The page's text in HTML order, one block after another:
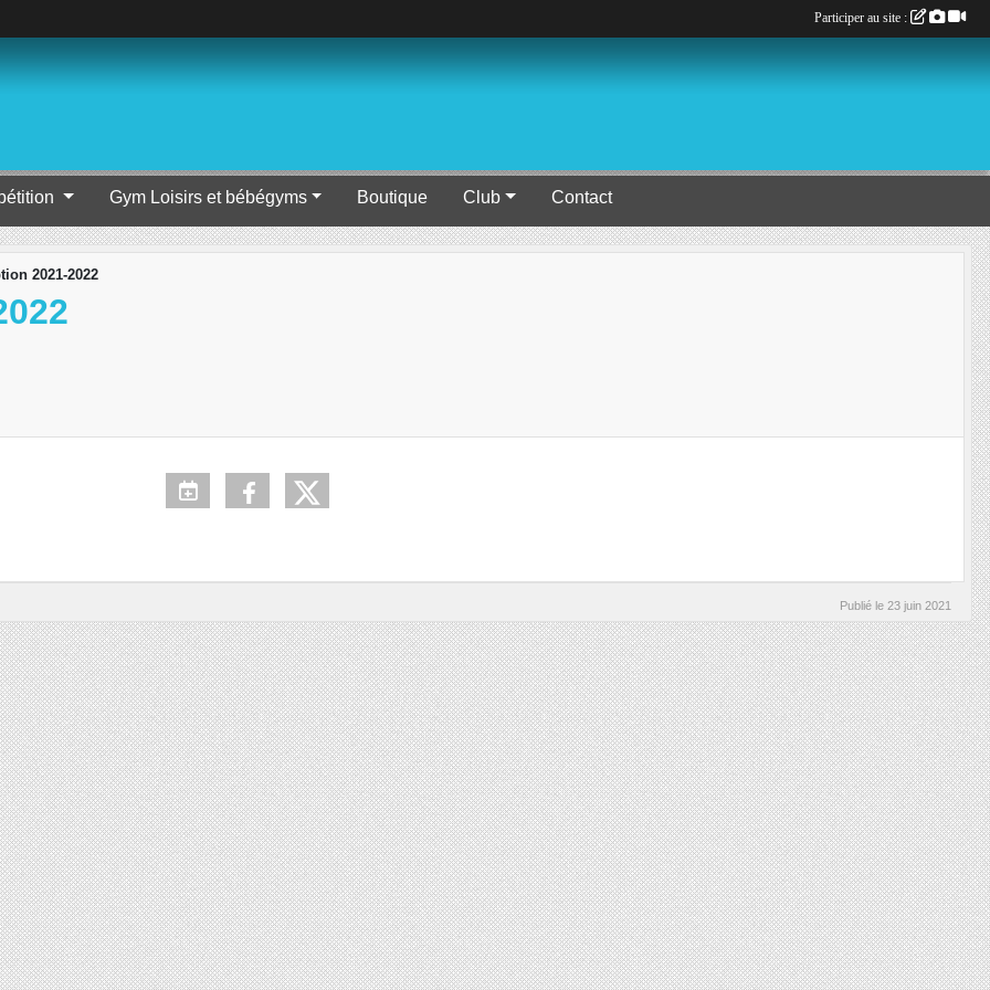
Gym Loisirs et bébégyms Boutique Club Contact
2021-2022
Publié le 23 juin 2021
Participer au site :